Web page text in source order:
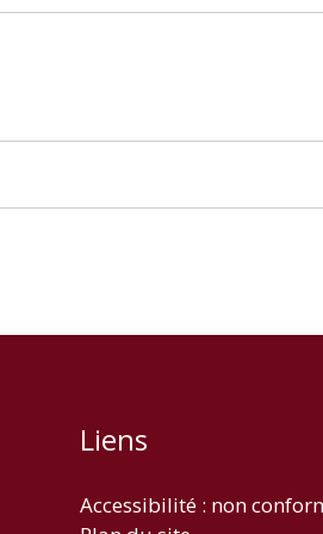
Liens
Accessibilité : non